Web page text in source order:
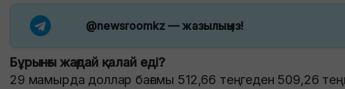
@newsroomkz— жазылыңыз!
Бұрынғы жағдай қалай еді?
29 мамырда доллар бағамы 512,66 теңгеден 509,26